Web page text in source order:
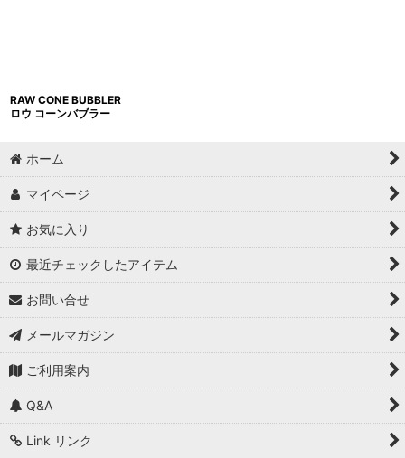
RAW CONE BUBBLER
ロウ コーンバブラー
ホーム
マイページ
お気に入り
最近チェックしたアイテム
お問い合せ
メールマガジン
ご利用案内
Q&A
Link リンク